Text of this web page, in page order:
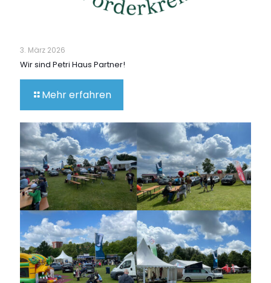
3. März 2026
Wir sind Petri Haus Partner!
Mehr erfahren